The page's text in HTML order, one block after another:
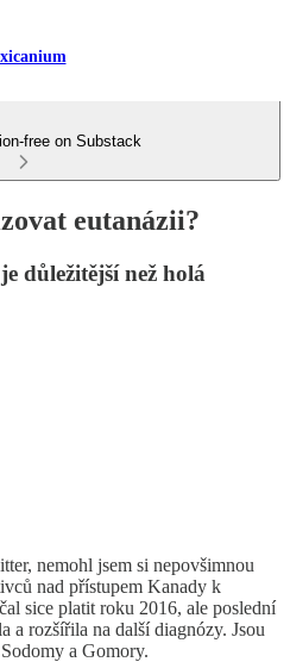
free on Substack
eutanázii?
důležitější než holá
nemohl jsem si nepovšimnou
nad přístupem Kanady k
sice platit roku 2016, ale poslední
a rozšířila na další diagnózy. Jsou
a Gomory.